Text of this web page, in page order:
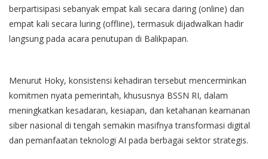
berpartisipasi sebanyak empat kali secara daring (online) dan
empat kali secara luring (offline), termasuk dijadwalkan hadir
langsung pada acara penutupan di Balikpapan.
Menurut Hoky, konsistensi kehadiran tersebut mencerminkan
komitmen nyata pemerintah, khususnya BSSN RI, dalam
meningkatkan kesadaran, kesiapan, dan ketahanan keamanan
siber nasional di tengah semakin masifnya transformasi digital
dan pemanfaatan teknologi AI pada berbagai sektor strategis.